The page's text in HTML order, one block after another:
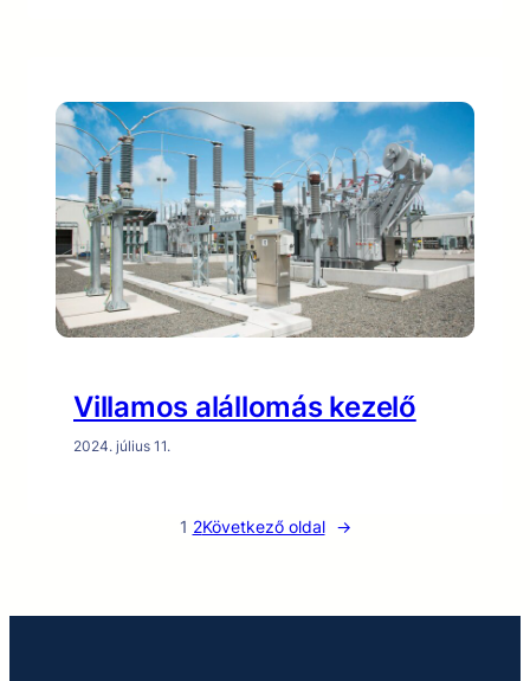
Villamos alállomás kezelő
2024. július 11.
1 2Következő oldal →